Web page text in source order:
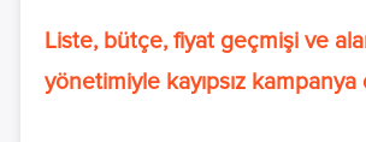
Liste, bütçe, fiyat geçmişi ve
yönetimiyle kayıpsız